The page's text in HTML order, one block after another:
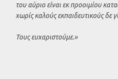
του αύριο είναι εκ προοιμίου
χωρίς καλούς εκπαιδευτικούς δε
Τους ευχαριστούμε.»